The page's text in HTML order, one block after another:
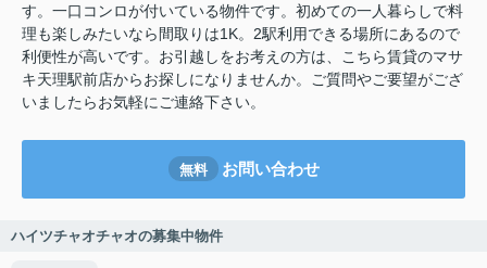
す。一口コンロが付いている物件です。初めての一人暮らしで料
理も楽しみたいなら間取りは1K。2駅利用できる場所にあるので
利便性が高いです。お引越しをお考えの方は、こちら賃貸のマサ
キ天理駅前店からお探しになりませんか。ご質問やご要望がござ
いましたらお気軽にご連絡下さい。
無料 お問い合わせ
ハイツチャオチャオの募集中物件